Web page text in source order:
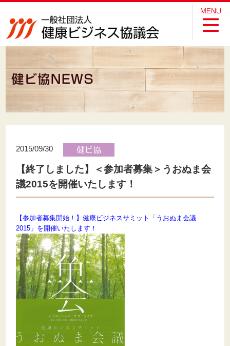
2015/09/30
【終了しました】＜参加者募集＞うおぬま会
議2015を開催いたします！
【参加者募集開始！】健康ビジネスサミット「うおぬま会議
2015」を開催いたします！